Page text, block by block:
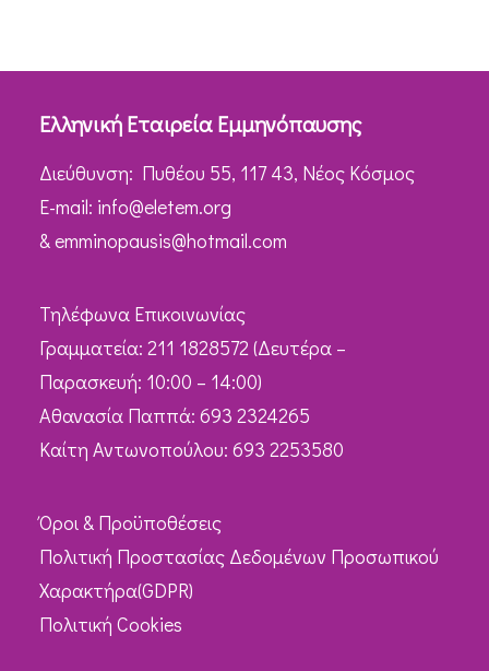
Ελληνική Εταιρεία Εμμηνόπαυσης
Διεύθυνση: Πυθέου 55, 117 43, Νέος Κόσμος
Ε-mail: info@eletem.org
&emminopausis@hotmail.com
Τηλέφωνα Επικοινωνίας
Γραμματεία: 211 1828572 (Δευτέρα –
Παρασκευή: 10:00 – 14:00)
Αθανασία Παππά: 693 2324265
Καίτη Αντωνοπούλου: 693 2253580
Όροι & Προϋποθέσεις
Πολιτική Προστασίας Δεδομένων Προσωπικού
Χαρακτήρα(GDPR)
Πολιτική Cookies